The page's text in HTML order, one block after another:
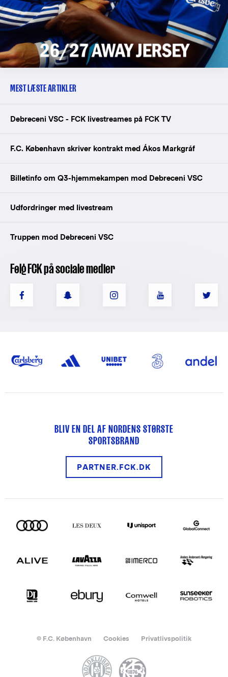
MEST LÆSTE ARTIKLER
Debreceni VSC - FCK livestreames på FCK TV
F.C. København skriver kontrakt med Ákos Markgráf
Billetinfo om Q3-hjemmekampen mod Debreceni VSC
Udfordringer med livestream
Truppen mod Debreceni VSC
Følg FCK på sociale medier
BLIV EN DEL AF NORDENS STØRSTE
SPORTSBRAND
PARTNER.FCK.DK
© F.C. København Cookies Privatlivspolitik